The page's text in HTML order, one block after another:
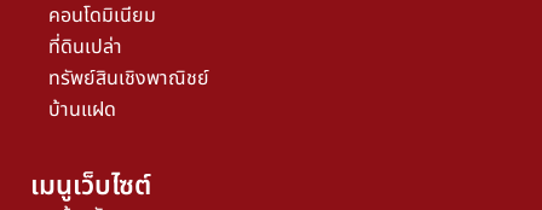
คอนโดมิเนียม
ที่ดินเปล่า
ทรัพย์สินเชิงพาณิชย์
บ้านแฝด
เมนูเว็บไซต์